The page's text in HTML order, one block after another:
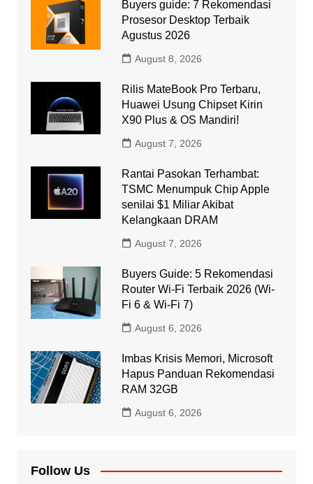
Buyers guide: 7 Rekomendasi
Prosesor Desktop Terbaik
Agustus 2026
August 8, 2026
Rilis MateBook Pro Terbaru,
Huawei Usung Chipset Kirin
X90 Plus & OS Mandiri!
August 7, 2026
Rantai Pasokan Terhambat:
TSMC Menumpuk Chip Apple
senilai $1 Miliar Akibat
Kelangkaan DRAM
August 7, 2026
Buyers Guide: 5 Rekomendasi
Router Wi-Fi Terbaik 2026 (Wi-
Fi 6 & Wi-Fi 7)
August 6, 2026
Imbas Krisis Memori, Microsoft
Hapus Panduan Rekomendasi
RAM 32GB
August 6, 2026
Follow Us